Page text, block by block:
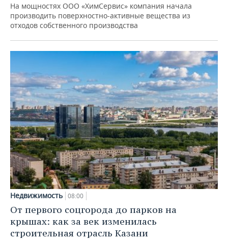
На мощностях ООО «ХимСервис» компания начала
производить поверхностно-активные вещества из
отходов собственного производства
Недвижимость 08:00
От первого соцгорода до парков на
крышах: как за век изменилась
строительная отрасль Казани